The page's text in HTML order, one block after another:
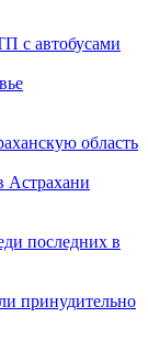
с автобусами
область
Астрахани
последних в
принудительно